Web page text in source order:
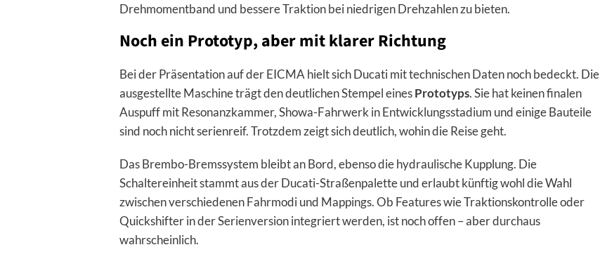
Drehmomentband und bessere Traktion bei niedrigen Drehzahlen zu bieten.
Noch ein Prototyp, aber mit klarer Richtung
Bei der Präsentation auf der EICMA hielt sich Ducati mit technischen Daten noch bedeckt. Die
ausgestellte Maschine trägt den deutlichen Stempel einesPrototyps. Sie hat keinen finalen
Auspuff mit Resonanzkammer, Showa-Fahrwerk in Entwicklungsstadium und einige Bauteile
sind noch nicht serienreif. Trotzdem zeigt sich deutlich, wohin die Reise geht.
Das Brembo-Bremssystem bleibt an Bord, ebenso die hydraulische Kupplung. Die
Schaltereinheit stammt aus der Ducati-Straßenpalette und erlaubt künftig wohl die Wahl
zwischen verschiedenen Fahrmodi und Mappings. Ob Features wie Traktionskontrolle oder
Quickshifter in der Serienversion integriert werden, ist noch offen – aber durchaus
wahrscheinlich.